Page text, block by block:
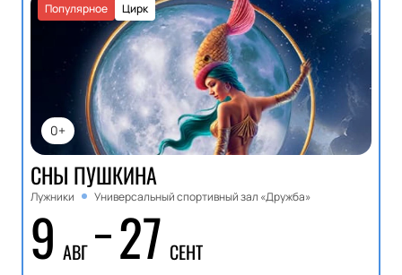
0+
Цирк
Популярное
СНЫ ПУШКИНА
Лужники Универсальный спортивный зал «Дружба»
9 АВГ 27 СЕНТ